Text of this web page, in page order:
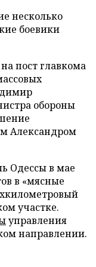
несколько
боевики
пост главкома
обороны
Александром
Одессы в мае
в «мясные
участке.
управления
направлении.